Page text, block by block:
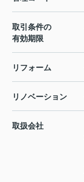
取引条件の
有効期限
リフォーム
リノベーション
取扱会社